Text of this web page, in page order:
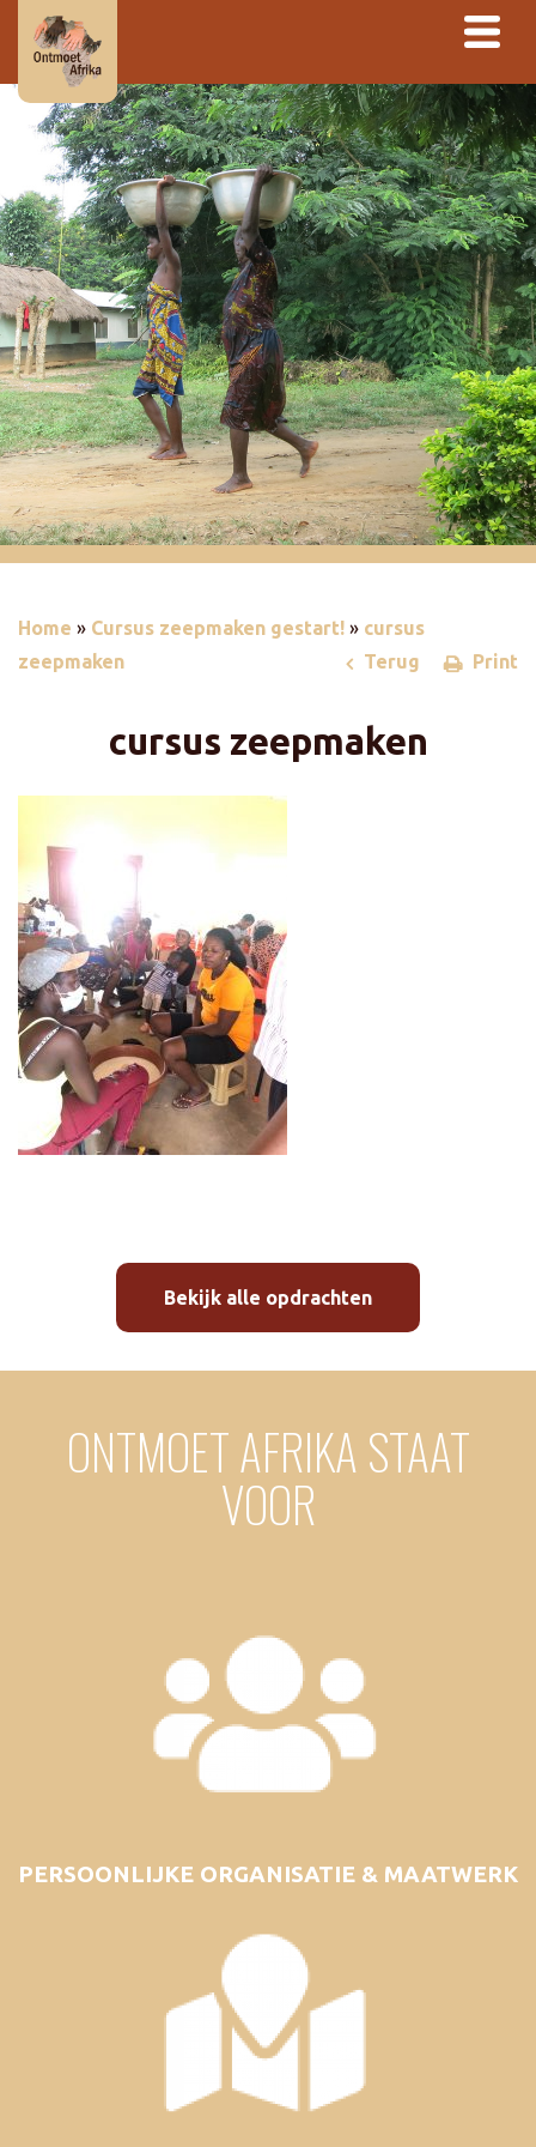
Home » Cursus zeepmaken gestart! » cursus
zeepmaken
Print
Terug
cursus zeepmaken
Bekijk alle opdrachten
ONTMOET AFRIKA STAAT
VOOR
PERSOONLIJKE ORGANISATIE & MAATWERK